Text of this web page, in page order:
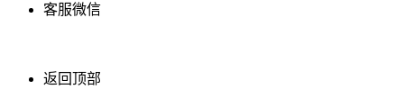
客服微信
返回顶部